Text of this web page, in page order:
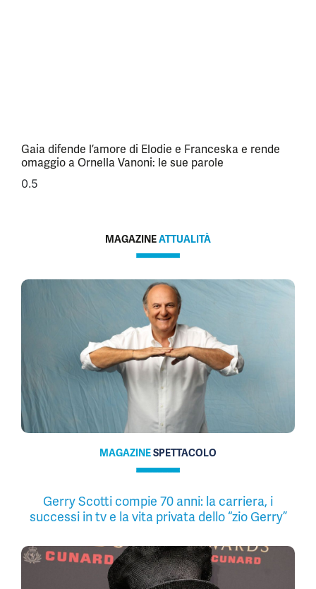
Gaia difende l’amore di Elodie e Franceska e rende
omaggio a Ornella Vanoni: le sue parole
MAGAZINEATTUALITÀ
MAGAZINESPETTACOLO
Gerry Scotti compie 70 anni: la carriera, i
successi in tv e la vita privata dello “zio Gerry”